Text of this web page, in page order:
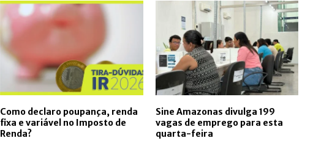
Como declaro poupança, renda
fixa e variável no Imposto de
Renda?
Sine Amazonas divulga 199
vagas de emprego para esta
quarta-feira